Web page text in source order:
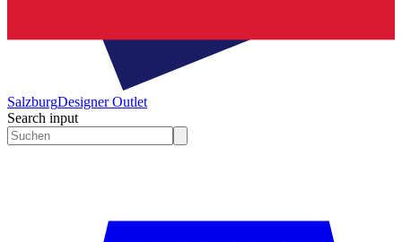
SalzburgDesigner Outlet
Search input